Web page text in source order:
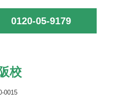
0120-05-9179
校
0015